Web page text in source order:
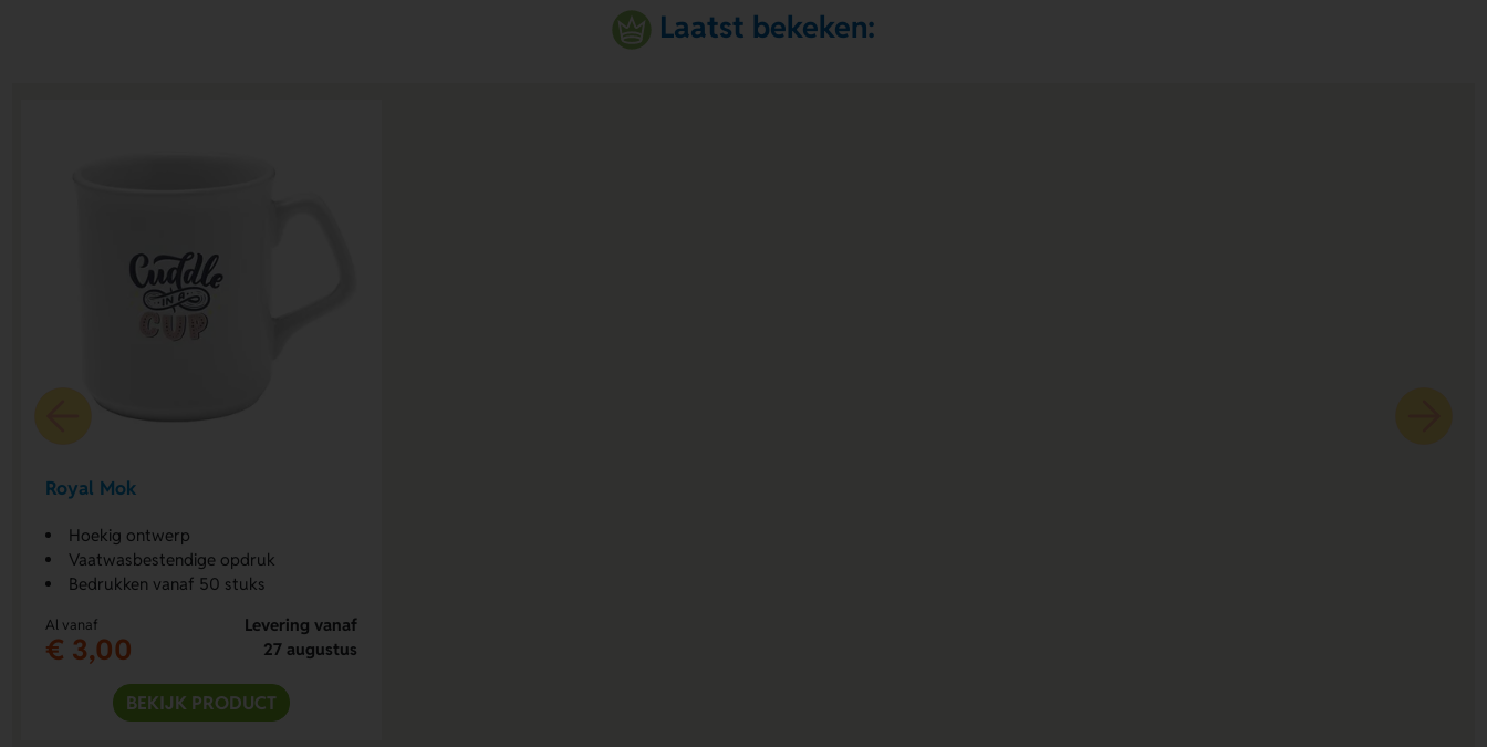
Laatst bekeken:
Royal Mok
Hoekig ontwerp
Vaatwasbestendige opdruk
Bedrukken vanaf 50 stuks
Al vanaf
€ 3,00
Levering vanaf
27 augustus
BEKIJK PRODUCT